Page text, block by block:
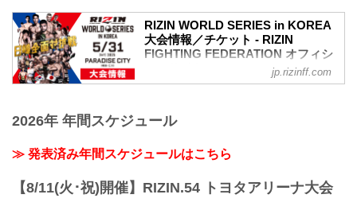
RIZIN WORLD SERIES in KOREA
大会情報／チケット - RIZIN
FIGHTING FEDERATION オフィシ
RIZIN WORLD SERIES in KOREAのチケ
ご覧になりたい方はPPVライブ配信チケ
ットをお買い求めください。
5/30（金）までお得なPPV前売りチケッ
ト販売中！RIZIN WORLD SERIES in
jp.rizinff.com
2026年 年間スケジュール
≫ 発表済み年間スケジュールはこちら
【8/11(火･祝)開催】RIZIN.54 トヨタアリーナ大会